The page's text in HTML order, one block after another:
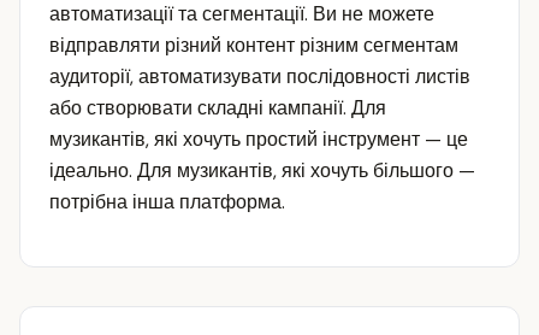
автоматизації та сегментації. Ви не можете
відправляти різний контент різним сегментам
аудиторії, автоматизувати послідовності листів
або створювати складні кампанії. Для
музикантів, які хочуть простий інструмент — це
ідеально. Для музикантів, які хочуть більшого —
потрібна інша платформа.